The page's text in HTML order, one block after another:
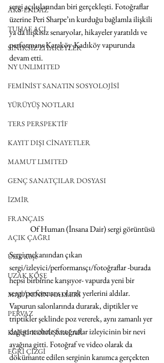
AKS-ENDAZ
TUHAF AÇI
SINIRSIZ ZİYARETLER
NY UNLIMITED
FEMİNİST SANATIN SOSYOLOJİSİ
YÜRÜYÜŞ NOTLARI
TERS PERSPEKTİF
KAYIT DIŞI CİNAYETLER
MAMUT LIMITED
GENÇ SANATÇILAR DOSYASI
İZMİR
FRANÇAIS
AÇIK ÇAĞRI
Uzak Köşe
UZAK KÖŞE
MADDENİN HALLERİ
PERVAZ
KARŞI-KONUŞMALAR
EĞRİ ÇİZGİ
sergi açılışlarından biri gerçekleşti. Fotoğraflar
üzerine Peri Sharpe’ın kurduğu bağlamla ilişkili
ya da ilişkisiz senaryolar, hikayeler yaratıldı ve
performans Karaköy-Kadıköy vapurunda
devam etti.
Of Human (İnsana Dair) sergi görüntüsü
Sergi mekanından çıkan
sergi/izleyici/performansçı/fotoğraflar -burada
hepsi birbirine karışıyor- vapurda yeni bir
sergi/performans olarak yerlerini aldılar.
Vapurun salonlarında durarak, diptikler ve
triptikler şeklinde poz vererek, aynı zamanlı yer
değiştirmelerle fotoğraflar izleyicinin bir nevi
ayağına gitti. Fotoğraf ve video olarak da
dökümante edilen serginin kanımca gerçekten